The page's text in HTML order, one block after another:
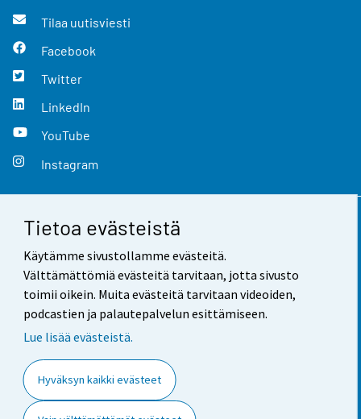
Tietoa evästeistä
Käytämme sivustollamme evästeitä.
Välttämättömiä evästeitä tarvitaan, jotta sivusto
toimii oikein. Muita evästeitä tarvitaan videoiden,
podcastien ja palautepalvelun esittämiseen.
Lue lisää evästeistä.
Hyväksyn kaikki evästeet
Tilaa uutisviesti
Facebook
Twitter
LinkedIn
YouTube
Instagram
Yhteystiedot
Palaute
Käyttöehdot
Saavutettavuus
Tietoa sivustosta